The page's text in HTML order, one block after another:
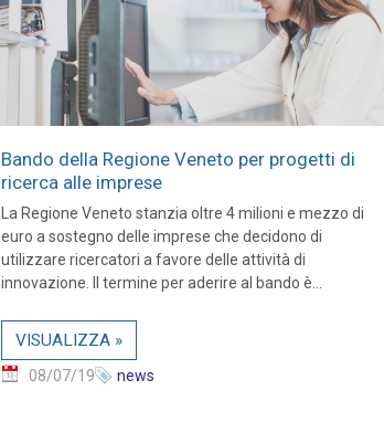
Bando della Regione Veneto per progetti di
ricerca alle imprese
La Regione Veneto stanzia oltre 4 milioni e mezzo di
euro a sostegno delle imprese che decidono di
utilizzare ricercatori a favore delle attività di
innovazione. Il termine per aderire al bando è...
VISUALIZZA »
08/07/19 news